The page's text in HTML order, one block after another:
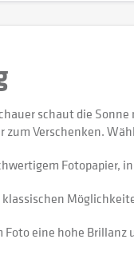
schaut die
zum Verschenken.
klassischen
Foto eine hohe